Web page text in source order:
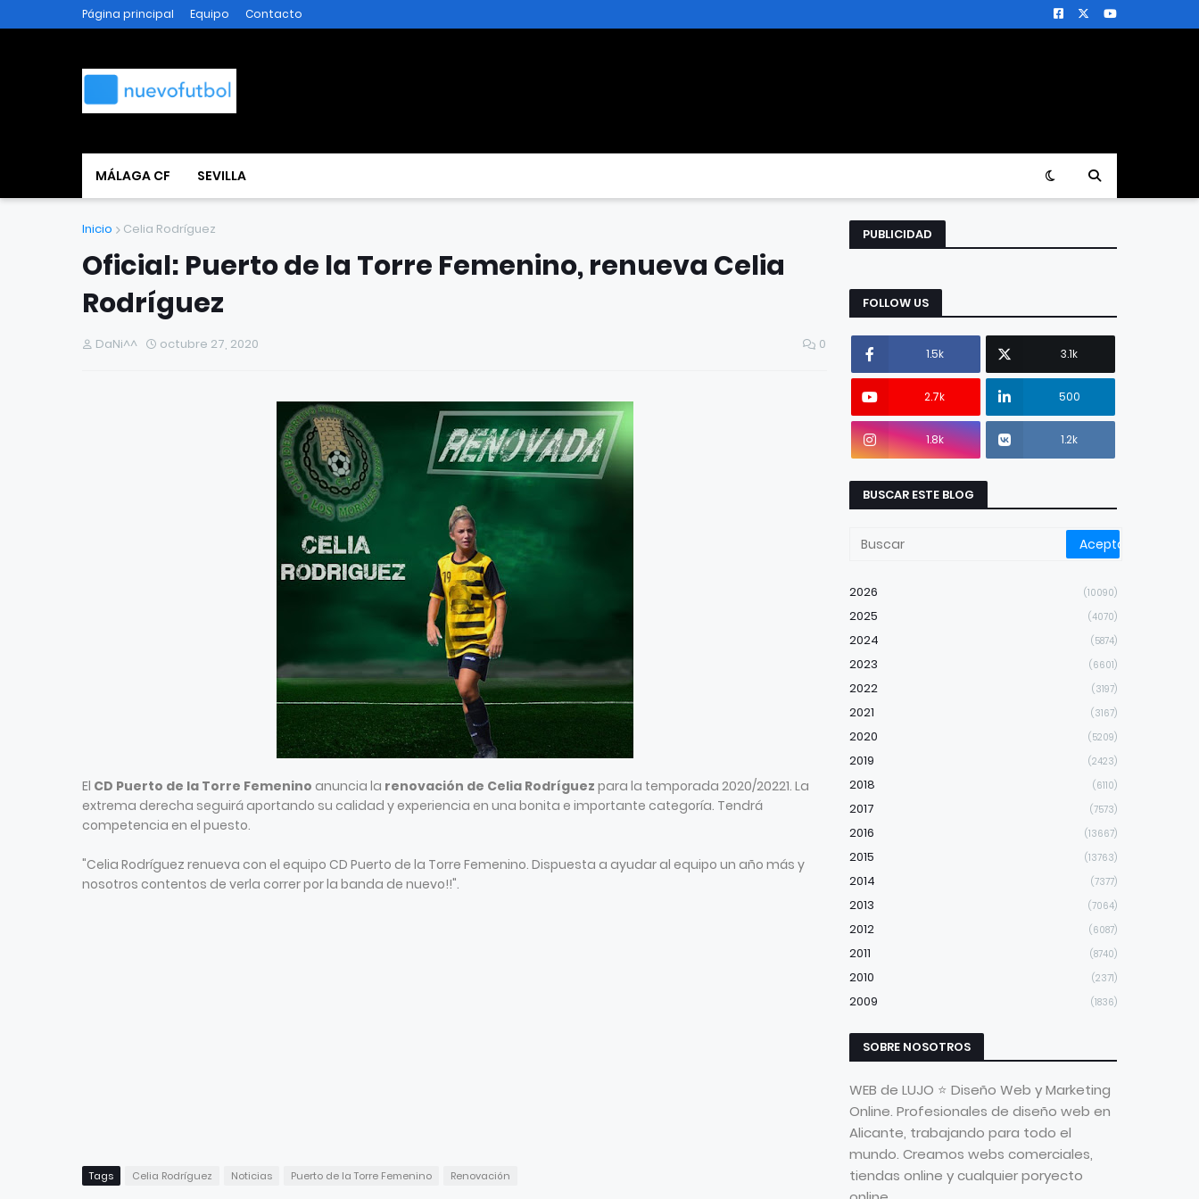
Página principal Equipo Contacto
MÁLAGA CF SEVILLA
Inicio Celia Rodríguez
Oficial: Puerto de la Torre Femenino, renueva Celia
Rodríguez
DaNi^^ octubre 27, 2020 0
El CD Puerto de la Torre Femenino anuncia la renovación de Celia Rodríguez para la temporada 2020/20221. La
extrema derecha seguirá aportando su calidad y experiencia en una bonita e importante categoría. Tendrá
competencia en el puesto.
"Celia Rodríguez renueva con el equipo CD Puerto de la Torre Femenino. Dispuesta a ayudar al equipo un año más y
nosotros contentos de verla correr por la banda de nuevo!!".
Tags Celia Rodríguez Noticias Puerto de la Torre Femenino Renovación
PUBLICIDAD
FOLLOW US
1.5k 3.1k
2.7k 500
1.8k 1.2k
BUSCAR ESTE BLOG
2026 (10090)
2025 (4070)
2024 (5874)
2023 (6601)
2022 (3197)
2021 (3167)
2020 (5209)
2019 (2423)
2018 (6110)
2017 (7573)
2016 (13667)
2015 (13763)
2014 (7377)
2013 (7064)
2012 (6087)
2011 (8740)
2010 (2371)
2009 (1836)
SOBRE NOSOTROS
WEB de LUJO ⭐ Diseño Web y Marketing
Online. Profesionales de diseño web en
Alicante, trabajando para todo el
mundo. Creamos webs comerciales,
tiendas online y cualquier poryecto